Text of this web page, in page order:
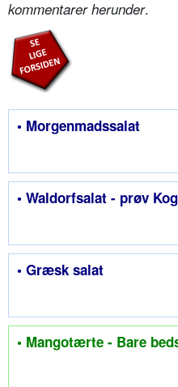
kommentarer herunder.
• Morgenmadssalat
• Waldorfsalat - prøv
• Græsk salat
• Mangotærte - Bare